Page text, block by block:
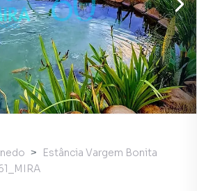
Estância Vargem Bonita